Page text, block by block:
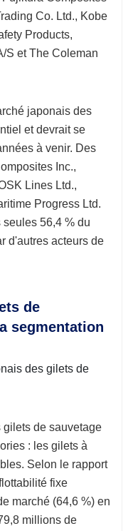
Co. Ltd., Kobe
Products,
S et The Coleman
japonais des
et devrait se
à venir. Des
Inc.,
Lines Ltd.,
Progress Ltd.
56,4 % du
d'autres acteurs de
de
segmentation
gilets de sauvetage
: les gilets à
Selon le rapport
fixe
marché (64,6 %) en
millions de